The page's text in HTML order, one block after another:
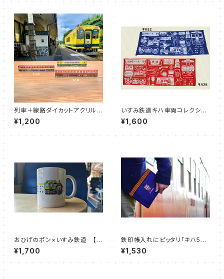
列車＋線路ダイカットアクリル定
規セット
¥1,200
いすみ鉄道キハ車両コレクショ
ンてぬぐい
¥1,600
おひげのポン×いすみ鉄道 【マ
グカップ】
¥1,700
鉄印帳入れにピッタリ「キハ52
ポーチ」
¥1,530